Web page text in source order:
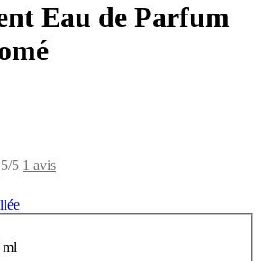
Eau de Parfum
5/5 1 avis
ml